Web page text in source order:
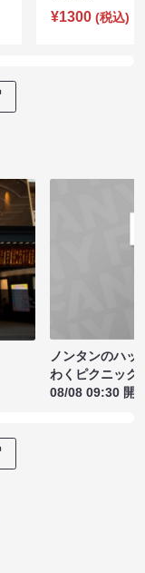
¥1300 (税込)
ノンタンのハッ
わくピクニック
08/08 09:30 開